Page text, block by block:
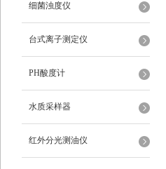
细菌浊度仪
台式离子测定仪
PH酸度计
水质采样器
红外分光测油仪